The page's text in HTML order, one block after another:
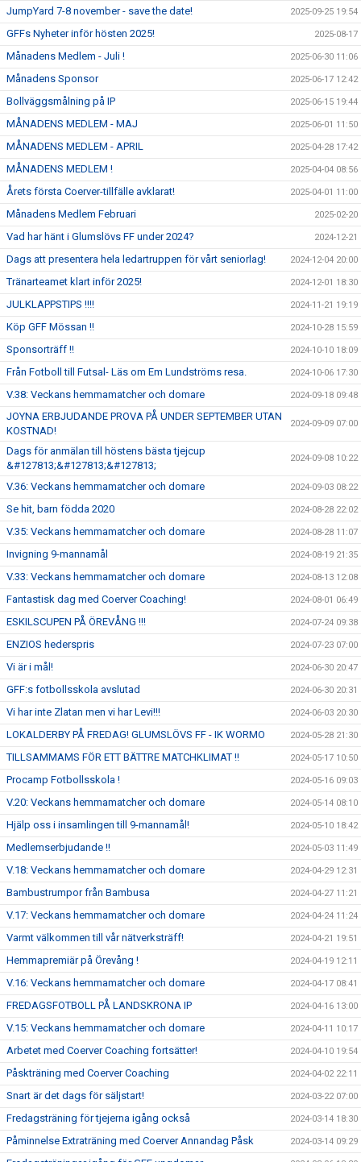
JumpYard 7-8 november - save the date! 2025-09-25 19:54
GFFs Nyheter inför hösten 2025! 2025-08-17
Månadens Medlem - Juli ! 2025-06-30 11:06
Månadens Sponsor 2025-06-17 12:42
Bollväggsmålning på IP 2025-06-15 19:44
MÅNADENS MEDLEM - MAJ 2025-06-01 11:50
MÅNADENS MEDLEM - APRIL 2025-04-28 17:42
MÅNADENS MEDLEM ! 2025-04-04 08:56
Årets första Coerver-tillfälle avklarat! 2025-04-01 11:00
Månadens Medlem Februari 2025-02-20
Vad har hänt i Glumslövs FF under 2024? 2024-12-21
Dags att presentera hela ledartruppen för vårt seniorlag! 2024-12-04 20:00
Tränarteamet klart inför 2025! 2024-12-01 18:30
JULKLAPPSTIPS !!!! 2024-11-21 19:19
Köp GFF Mössan !! 2024-10-28 15:59
Sponsorträff !! 2024-10-10 18:09
Från Fotboll till Futsal- Läs om Em Lundströms resa. 2024-10-06 17:30
V.38: Veckans hemmamatcher och domare 2024-09-18 09:48
JOYNA ERBJUDANDE PROVA PÅ UNDER SEPTEMBER UTAN
KOSTNAD!
2024-09-09 07:00
Dags för anmälan till höstens bästa tjejcup
&#127813;&#127813;&#127813;
2024-09-08 10:22
V.36: Veckans hemmamatcher och domare 2024-09-03 08:22
Se hit, barn födda 2020 2024-08-28 22:02
V.35: Veckans hemmamatcher och domare 2024-08-28 11:07
Invigning 9-mannamål 2024-08-19 21:35
V.33: Veckans hemmamatcher och domare 2024-08-13 12:08
Fantastisk dag med Coerver Coaching! 2024-08-01 06:49
ESKILSCUPEN PÅ ÖREVÅNG !!! 2024-07-24 09:38
ENZIOS hederspris 2024-07-23 07:00
Vi är i mål! 2024-06-30 20:47
GFF:s fotbollsskola avslutad 2024-06-30 20:31
Vi har inte Zlatan men vi har Levi!!! 2024-06-03 20:30
LOKALDERBY PÅ FREDAG! GLUMSLÖVS FF - IK WORMO 2024-05-28 21:30
TILLSAMMAMS FÖR ETT BÄTTRE MATCHKLIMAT !! 2024-05-17 10:50
Procamp Fotbollsskola ! 2024-05-16 09:03
V.20: Veckans hemmamatcher och domare 2024-05-14 08:10
Hjälp oss i insamlingen till 9-mannamål! 2024-05-10 18:42
Medlemserbjudande !! 2024-05-03 11:49
V.18: Veckans hemmamatcher och domare 2024-04-29 12:31
Bambustrumpor från Bambusa 2024-04-27 11:21
V.17: Veckans hemmamatcher och domare 2024-04-24 11:24
Varmt välkommen till vår nätverksträff! 2024-04-21 19:51
Hemmapremiär på Örevång ! 2024-04-19 12:11
V.16: Veckans hemmamatcher och domare 2024-04-17 08:41
FREDAGSFOTBOLL PÅ LANDSKRONA IP 2024-04-16 13:00
V.15: Veckans hemmamatcher och domare 2024-04-11 10:17
Arbetet med Coerver Coaching fortsätter! 2024-04-10 19:54
Påskträning med Coerver Coaching 2024-04-02 22:11
Snart är det dags för säljstart! 2024-03-22 07:00
Fredagsträning för tjejerna igång också 2024-03-14 18:30
Påminnelse Extraträning med Coerver Annandag Påsk 2024-03-14 09:29